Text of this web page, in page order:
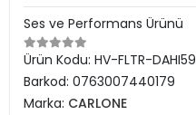
Ses ve Performans Ürünü
Ürün Kodu: HV-FLTR-DAHI59
Barkod: 0763007440179
Marka: CARLONE